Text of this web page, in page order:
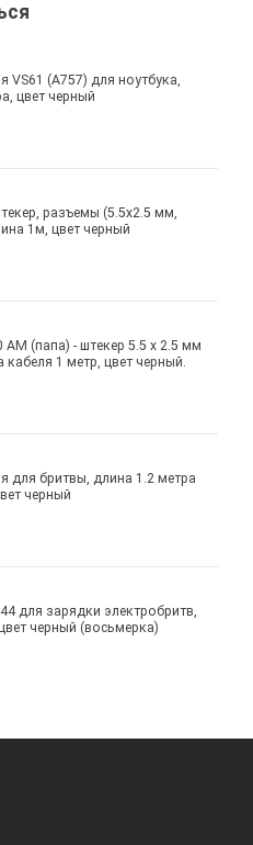
VS61 (A757) для ноутбука,
цвет черный
разъемы (5.5x2.5 мм,
1м, цвет черный
AM (папа) - штекер 5.5 х 2.5 мм
кабеля 1 метр, цвет черный.
для бритвы, длина 1.2 метра
черный
для зарядки электробритв,
черный (восьмерка)